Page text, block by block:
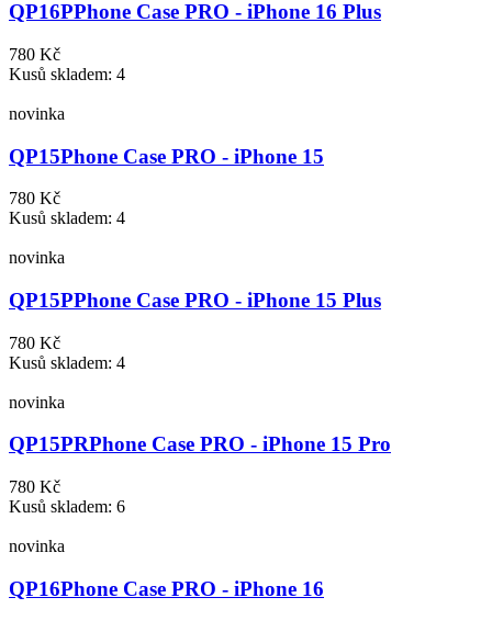
QP16PPhone Case PRO - iPhone 16 Plus
780 Kč
Kusů skladem: 4
novinka
QP15Phone Case PRO - iPhone 15
780 Kč
Kusů skladem: 4
novinka
QP15PPhone Case PRO - iPhone 15 Plus
780 Kč
Kusů skladem: 4
novinka
QP15PRPhone Case PRO - iPhone 15 Pro
780 Kč
Kusů skladem: 6
novinka
QP16Phone Case PRO - iPhone 16